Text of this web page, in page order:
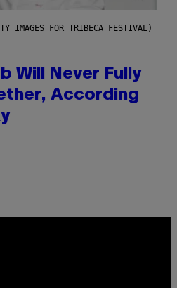
IMAGES FOR TRIBECA FESTIVAL)
Will Never Fully
According